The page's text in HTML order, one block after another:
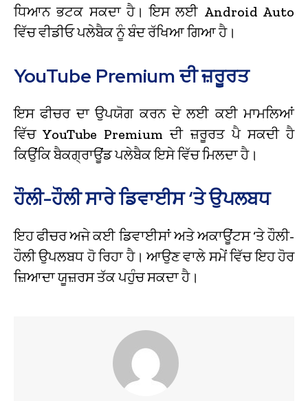
ਧਿਆਨ ਭਟਕ ਸਕਦਾ ਹੈ। ਇਸ ਲਈ Android Auto
ਵਿੱਚ ਵੀਡੀਓ ਪਲੇਬੈਕ ਨੂੰ ਬੰਦ ਰੱਖਿਆ ਗਿਆ ਹੈ।
YouTube Premium ਦੀ ਜ਼ਰੂਰਤ
ਇਸ ਫੀਚਰ ਦਾ ਉਪਯੋਗ ਕਰਨ ਦੇ ਲਈ ਕਈ ਮਾਮਲਿਆਂ
ਵਿੱਚ YouTube Premium ਦੀ ਜ਼ਰੂਰਤ ਪੈ ਸਕਦੀ ਹੈ
ਕਿਉਂਕਿ ਬੈਕਗ੍ਰਾਊਂਡ ਪਲੇਬੈਕ ਇਸੇ ਵਿੱਚ ਮਿਲਦਾ ਹੈ।
ਹੌਲੀ-ਹੌਲੀ ਸਾਰੇ ਡਿਵਾਈਸ ‘ਤੇ ਉਪਲਬਧ
ਇਹ ਫੀਚਰ ਅਜੇ ਕਈ ਡਿਵਾਈਸਾਂ ਅਤੇ ਅਕਾਊਂਟਸ ‘ਤੇ ਹੌਲੀ-
ਹੌਲੀ ਉਪਲਬਧ ਹੋ ਰਿਹਾ ਹੈ। ਆਉਣ ਵਾਲੇ ਸਮੇਂ ਵਿੱਚ ਇਹ ਹੋਰ
ਜ਼ਿਆਦਾ ਯੂਜ਼ਰਸ ਤੱਕ ਪਹੁੰਚ ਸਕਦਾ ਹੈ।